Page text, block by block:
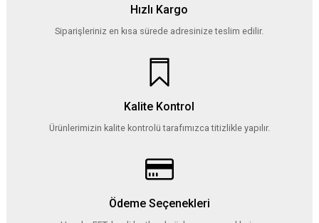
Hızlı Kargo
Siparişleriniz en kısa sürede adresinize teslim edilir.
Kalite Kontrol
Ürünlerimizin kalite kontrolü tarafımızca titizlikle yapılır.
Ödeme Seçenekleri